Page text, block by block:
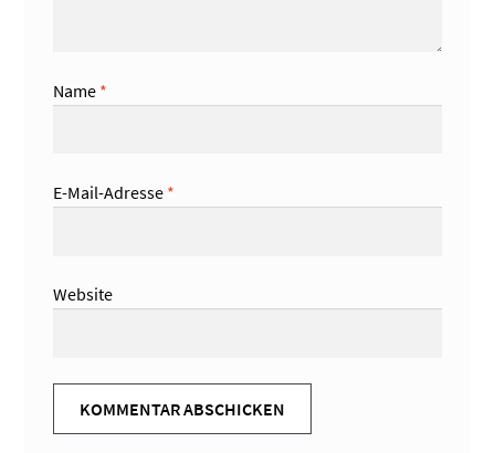
Name *
E-Mail-Adresse *
Website